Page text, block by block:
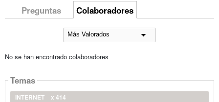
Preguntas Colaboradores
No se han encontrado colaboradores
Temas
INTERNET
x 414